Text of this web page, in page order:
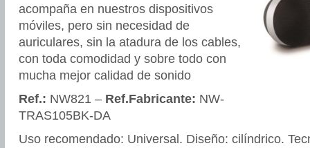
acompaña en nuestros dispositivos
móviles, pero sin necesidad de
auriculares, sin la atadura de los cables,
con toda comodidad y sobre todo con
mucha mejor calidad de sonido
Ref.: NW821 – Ref.Fabricante: NW-
TRAS105BK-DA
Uso recomendado: Universal. Diseño: cilíndrico.